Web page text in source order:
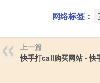
网络标签：
上一篇
快手打call购买网站 - 快